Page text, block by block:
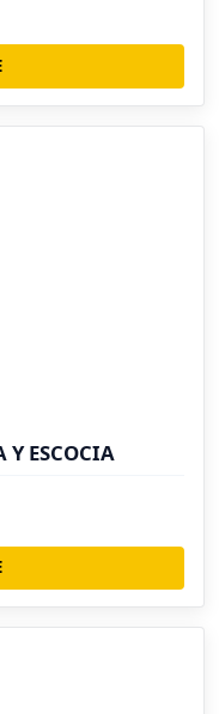
Y ESCOCIA